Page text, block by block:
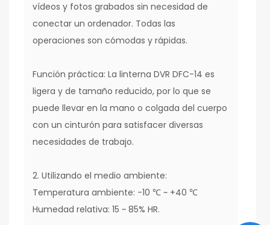
vídeos y fotos grabados sin necesidad de
conectar un ordenador. Todas las
operaciones son cómodas y rápidas.
Función práctica: La linterna DVR DFC-14 es
ligera y de tamaño reducido, por lo que se
puede llevar en la mano o colgada del cuerpo
con un cinturón para satisfacer diversas
necesidades de trabajo.
2. Utilizando el medio ambiente:
Temperatura ambiente: -10 ℃ ~ +40 ℃
Humedad relativa: 15 ~ 85% HR.